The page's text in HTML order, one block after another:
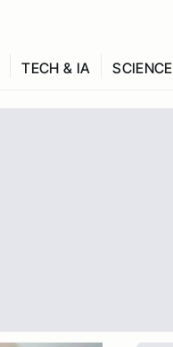
TECH & IA SCIENCE